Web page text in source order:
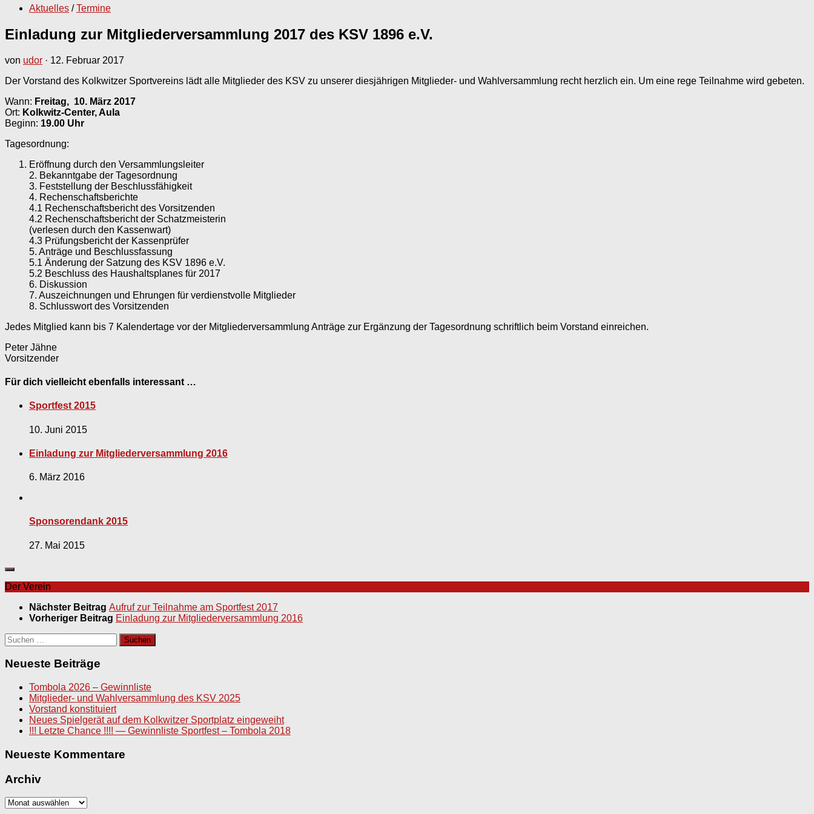
Aktuelles / Termine
Einladung zur Mitgliederversammlung 2017 des KSV 1896 e.V.
von udor · 12. Februar 2017
Der Vorstand des Kolkwitzer Sportvereins lädt alle Mitglieder des KSV zu unserer diesjährigen Mitglieder- und Wahlversammlung recht herzlich ein. Um eine rege Teilnahme wird gebeten.
Wann: Freitag, 10. März 2017
Ort: Kolkwitz-Center, Aula
Beginn: 19.00 Uhr
Tagesordnung:
Eröffnung durch den Versammlungsleiter
2. Bekanntgabe der Tagesordnung
3. Feststellung der Beschlussfähigkeit
4. Rechenschaftsberichte
4.1 Rechenschaftsbericht des Vorsitzenden
4.2 Rechenschaftsbericht der Schatzmeisterin
(verlesen durch den Kassenwart)
4.3 Prüfungsbericht der Kassenprüfer
5. Anträge und Beschlussfassung
5.1 Änderung der Satzung des KSV 1896 e.V.
5.2 Beschluss des Haushaltsplanes für 2017
6. Diskussion
7. Auszeichnungen und Ehrungen für verdienstvolle Mitglieder
8. Schlusswort des Vorsitzenden
Jedes Mitglied kann bis 7 Kalendertage vor der Mitgliederversammlung Anträge zur Ergänzung der Tagesordnung schriftlich beim Vorstand einreichen.
Peter Jähne
Vorsitzender
Für dich vielleicht ebenfalls interessant …
Sportfest 2015
10. Juni 2015
Einladung zur Mitgliederversammlung 2016
6. März 2016
Sponsorendank 2015
27. Mai 2015
Der Verein
Nächster Beitrag Aufruf zur Teilnahme am Sportfest 2017
Vorheriger Beitrag Einladung zur Mitgliederversammlung 2016
Suchen
nach:
Neueste Beiträge
Tombola 2026 – Gewinnliste
Mitglieder- und Wahlversammlung des KSV 2025
Vorstand konstituiert
Neues Spielgerät auf dem Kolkwitzer Sportplatz eingeweiht
!!! Letzte Chance !!!! — Gewinnliste Sportfest – Tombola 2018
Neueste Kommentare
Archiv
Archiv